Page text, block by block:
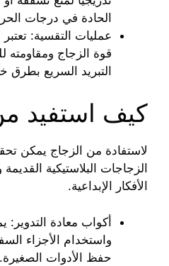
الحادة في درجات
عمليات التقسية:
قوة الزجاج
التبريد السريع بطرق
كيف استفيد
لاستفادة من الزجاج يمكن
الزجاجات البلاستيكية
الأفكار الإبداعية.
أكواب معادة
واستخدام الأجزاء
حفظ الأدوات الصغيرة.